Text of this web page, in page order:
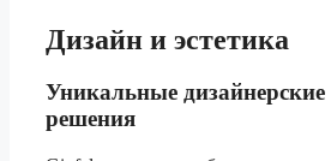
Дизайн и эстетика
Уникальные дизайнерские
решения